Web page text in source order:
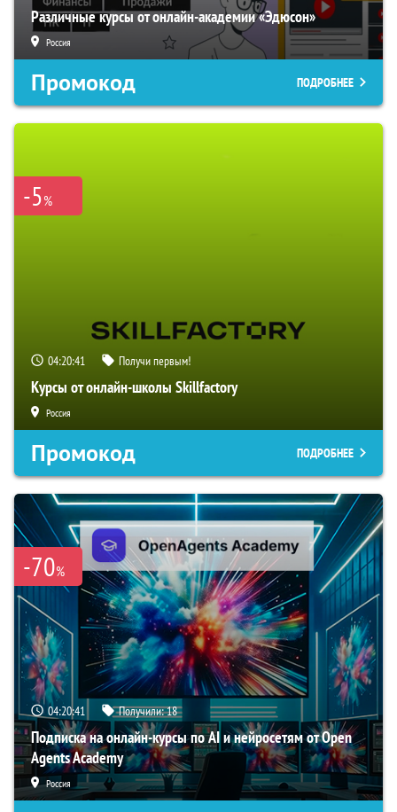
Различные курсы от онлайн-академии «Эдюсон»
Россия
Промокод ПОДРОБНЕЕ
-5%
04:20:40 Получи первым!
Курсы от онлайн-школы Skillfactory
Россия
Промокод ПОДРОБНЕЕ
-70%
04:20:40 Получили:18
Подписка на онлайн-курсы по AI и нейросетям от Open
Agents Academy
Россия